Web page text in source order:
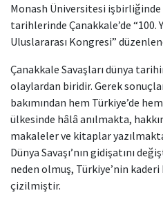
Monash Üniversitesi işbirliğinde
tarihlerinde Çanakkale’de “100.
Uluslararası Kongresi”
Çanakkale Savaşları dünya
olaylardan biridir. Gerek
bakımından hem Türkiye’de
ülkesinde hâlâ anılmakta,
makaleler ve kitaplar
Dünya Savaşı’nın gidişatını
neden olmuş, Türkiye’nin
çizilmiştir.